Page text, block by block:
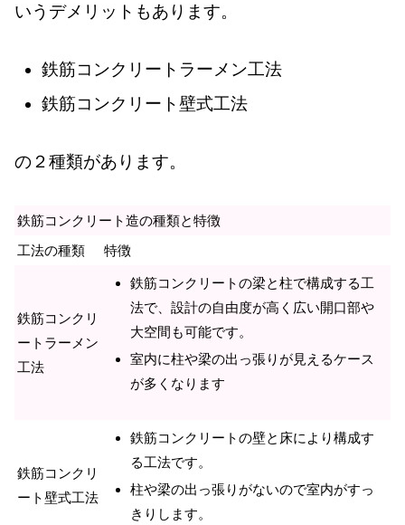
いうデメリットもあります。
鉄筋コンクリートラーメン工法
鉄筋コンクリート壁式工法
の２種類があります。
鉄筋コンクリート造の種類と特徴
工法の種類
特徴
鉄筋コンクリ
ートラーメン
工法
鉄筋コンクリートの梁と柱で構成する工
法で、設計の自由度が高く広い開口部や
大空間も可能です。
室内に柱や梁の出っ張りが見えるケース
が多くなります
鉄筋コンクリ
ート壁式工法
鉄筋コンクリートの壁と床により構成す
る工法です。
柱や梁の出っ張りがないので室内がすっ
きりします。